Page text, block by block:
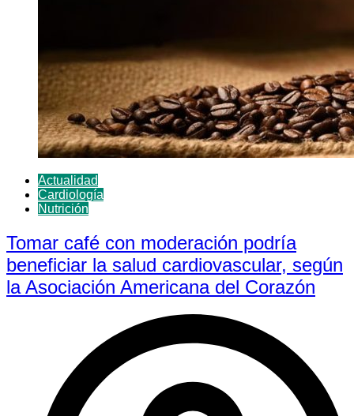
Actualidad
Cardiología
Nutrición
Tomar café con moderación podría
beneficiar la salud cardiovascular, según
la Asociación Americana del Corazón